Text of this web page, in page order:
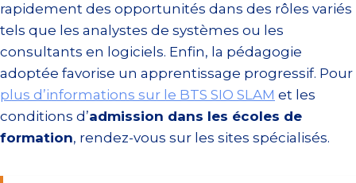
rapidement des opportunités dans des rôles variés
tels que les analystes de systèmes ou les
consultants en logiciels. Enfin, la pédagogie
adoptée favorise un apprentissage progressif. Pour
plus d’informations sur le BTS SIO SLAM et les
conditions d’admission dans les écoles de
formation, rendez-vous sur les sites spécialisés.